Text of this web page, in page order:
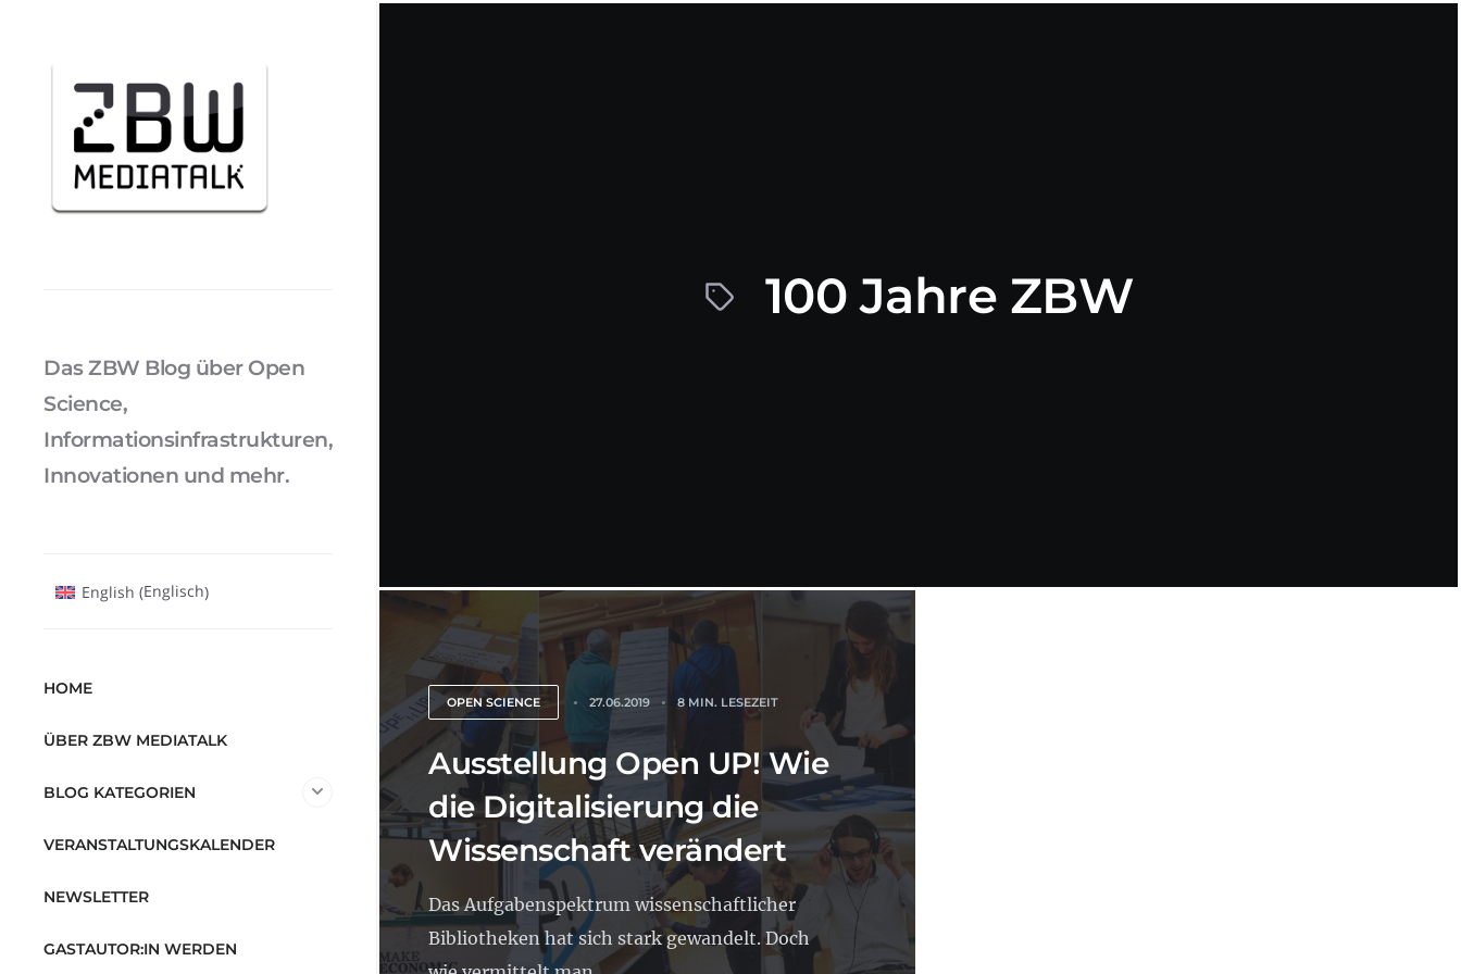
100 Jahre ZBW
OPEN SCIENCE 27.06.2019 8 MIN. LESEZEIT
Ausstellung Open UP! Wie
die Digitalisierung die
Wissenschaft verändert
Das Aufgabenspektrum wissenschaftlicher
Bibliotheken hat sich stark gewandelt. Doch
Das ZBW Blog über Open
Science,
Informationsinfrastrukturen,
Innovationen und mehr.
English (Englisch)
HOME
ÜBER ZBW MEDIATALK
BLOG KATEGORIEN
VERANSTALTUNGSKALENDER
NEWSLETTER
GASTAUTOR:IN WERDEN